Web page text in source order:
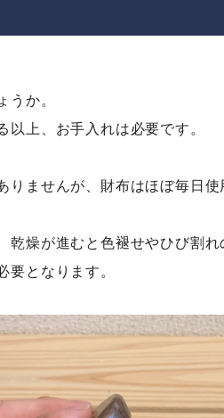
うか。
上、お手入れは必要です。
ませんが、財布はほぼ毎日
燥が進むと色褪せやひび割れ
要となります。